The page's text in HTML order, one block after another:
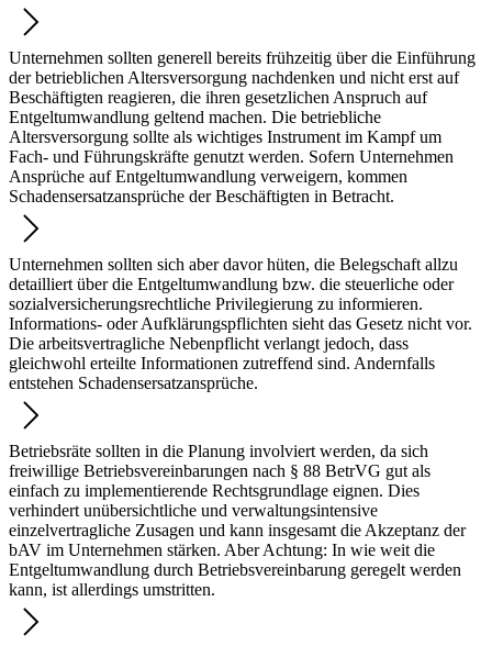
Unternehmen sollten generell bereits frühzeitig über die Einführung
der betrieblichen Altersversorgung nachdenken und nicht erst auf
Beschäftigten reagieren, die ihren gesetzlichen Anspruch auf
Entgeltumwandlung geltend machen. Die betriebliche
Altersversorgung sollte als wichtiges Instrument im Kampf um
Fach- und Führungskräfte genutzt werden. Sofern Unternehmen
Ansprüche auf Entgeltumwandlung verweigern, kommen
Schadensersatzansprüche der Beschäftigten in Betracht.
Unternehmen sollten sich aber davor hüten, die Belegschaft allzu
detailliert über die Entgeltumwandlung bzw. die steuerliche oder
sozialversicherungsrechtliche Privilegierung zu informieren.
Informations- oder Aufklärungspflichten sieht das Gesetz nicht vor.
Die arbeitsvertragliche Nebenpflicht verlangt jedoch, dass
gleichwohl erteilte Informationen zutreffend sind. Andernfalls
entstehen Schadensersatzansprüche.
Betriebsräte sollten in die Planung involviert werden, da sich
freiwillige Betriebsvereinbarungen nach § 88 BetrVG gut als
einfach zu implementierende Rechtsgrundlage eignen. Dies
verhindert unübersichtliche und verwaltungsintensive
einzelvertragliche Zusagen und kann insgesamt die Akzeptanz der
bAV im Unternehmen stärken. Aber Achtung: In wie weit die
Entgeltumwandlung durch Betriebsvereinbarung geregelt werden
kann, ist allerdings umstritten.